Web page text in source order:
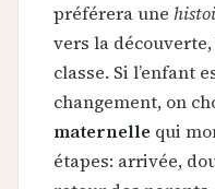
préférera une
vers la
classe. Si l’enfant
changement, on
maternelle qui
étapes: arrivée,